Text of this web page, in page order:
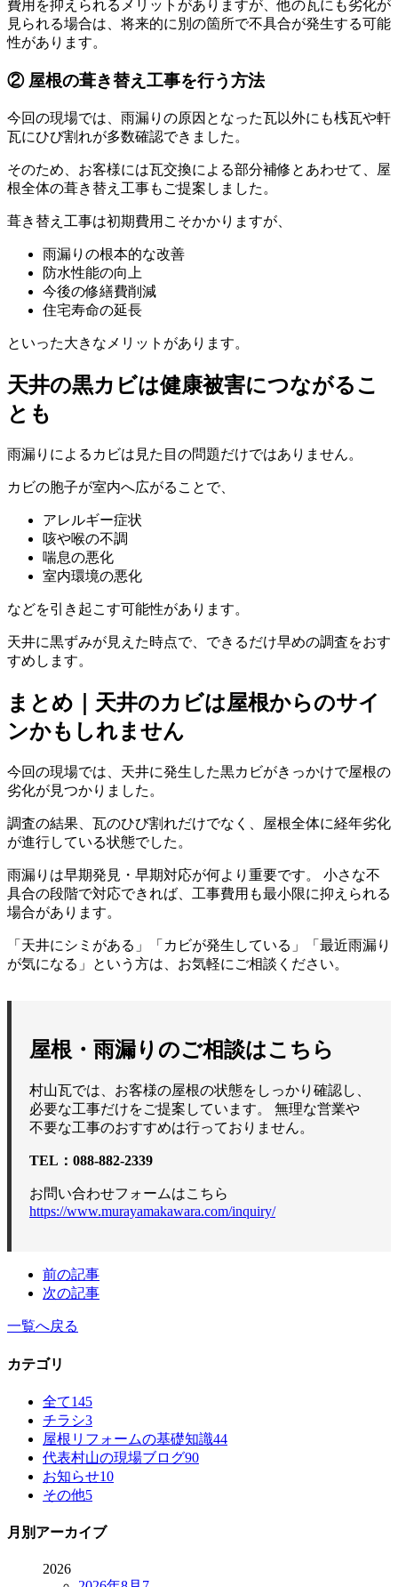
費用を抑えられるメリットがありますが、他の瓦にも劣化が
見られる場合は、将来的に別の箇所で不具合が発生する可能
性があります。
② 屋根の葺き替え工事を行う方法
今回の現場では、雨漏りの原因となった瓦以外にも桟瓦や軒
瓦にひび割れが多数確認できました。
そのため、お客様には瓦交換による部分補修とあわせて、屋
根全体の葺き替え工事もご提案しました。
葺き替え工事は初期費用こそかかりますが、
雨漏りの根本的な改善
防水性能の向上
今後の修繕費削減
住宅寿命の延長
といった大きなメリットがあります。
天井の黒カビは健康被害につながるこ
とも
雨漏りによるカビは見た目の問題だけではありません。
カビの胞子が室内へ広がることで、
アレルギー症状
咳や喉の不調
喘息の悪化
室内環境の悪化
などを引き起こす可能性があります。
天井に黒ずみが見えた時点で、できるだけ早めの調査をおす
すめします。
まとめ｜天井のカビは屋根からのサイ
ンかもしれません
今回の現場では、天井に発生した黒カビがきっかけで屋根の
劣化が見つかりました。
調査の結果、瓦のひび割れだけでなく、屋根全体に経年劣化
が進行している状態でした。
雨漏りは早期発見・早期対応が何より重要です。 小さな不
具合の段階で対応できれば、工事費用も最小限に抑えられる
場合があります。
「天井にシミがある」「カビが発生している」「最近雨漏り
が気になる」という方は、お気軽にご相談ください。
屋根・雨漏りのご相談はこちら
村山瓦では、お客様の屋根の状態をしっかり確認し、
必要な工事だけをご提案しています。 無理な営業や
不要な工事のおすすめは行っておりません。
TEL：088-882-2339
お問い合わせフォームはこちら
https://www.murayamakawara.com/inquiry/
前の記事
次の記事
一覧へ戻る
カテゴリ
全て145
チラシ3
屋根リフォームの基礎知識44
代表村山の現場ブログ90
お知らせ10
その他5
月別アーカイブ
2026